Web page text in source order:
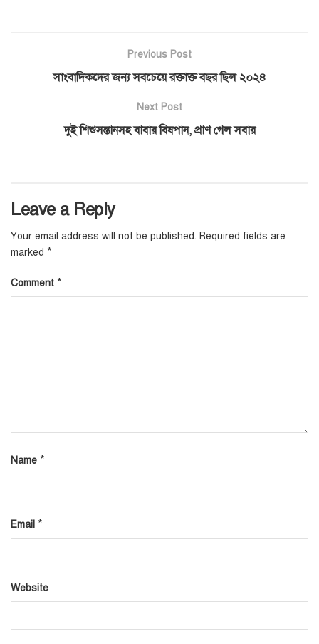
Previous Post
সাংবাদিকদের জন্য সবচেয়ে রক্তাক্ত বছর ছিল ২০২৪
Next Post
দুই শিশুসন্তানসহ বাবার বিষপান, প্রাণ গেল সবার
Leave a Reply
Your email address will not be published. Required fields are
marked *
Comment *
Name *
Email *
Website